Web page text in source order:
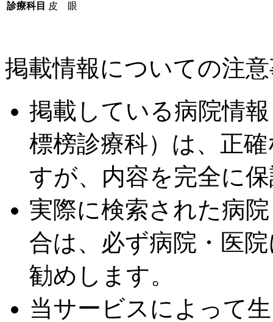
診療科目 皮 眼
掲載情報についての注
掲載している病院情
標榜診療科）は、正
すが、内容を完全に
実際に検索された病
合は、必ず病院・医
勧めします。
当サービスによって